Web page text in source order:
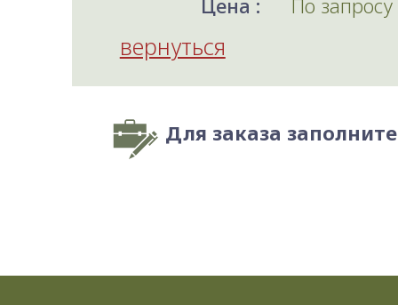
вернуться
Для заказа